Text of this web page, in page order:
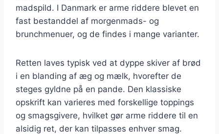
madspild. I Danmark er arme riddere blevet en
fast bestanddel af morgenmads- og
brunchmenuer, og de findes i mange varianter.
Retten laves typisk ved at dyppe skiver af brød
i en blanding af æg og mælk, hvorefter de
steges gyldne på en pande. Den klassiske
opskrift kan varieres med forskellige toppings
og smagsgivere, hvilket gør arme riddere til en
alsidig ret, der kan tilpasses enhver smag.